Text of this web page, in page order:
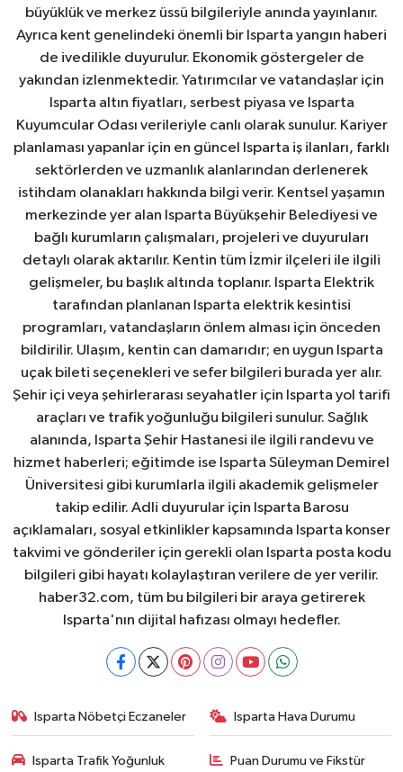
büyüklük ve merkez üssü bilgileriyle anında yayınlanır.
Ayrıca kent genelindeki önemli bir Isparta yangın haberi
de ivedilikle duyurulur. Ekonomik göstergeler de
yakından izlenmektedir. Yatırımcılar ve vatandaşlar için
Isparta altın fiyatları, serbest piyasa ve Isparta
Kuyumcular Odası verileriyle canlı olarak sunulur. Kariyer
planlaması yapanlar için en güncel Isparta iş ilanları, farklı
sektörlerden ve uzmanlık alanlarından derlenerek
istihdam olanakları hakkında bilgi verir. Kentsel yaşamın
merkezinde yer alan Isparta Büyükşehir Belediyesi ve
bağlı kurumların çalışmaları, projeleri ve duyuruları
detaylı olarak aktarılır. Kentin tüm İzmir ilçeleri ile ilgili
gelişmeler, bu başlık altında toplanır. Isparta Elektrik
tarafından planlanan Isparta elektrik kesintisi
programları, vatandaşların önlem alması için önceden
bildirilir. Ulaşım, kentin can damarıdır; en uygun Isparta
uçak bileti seçenekleri ve sefer bilgileri burada yer alır.
Şehir içi veya şehirlerarası seyahatler için Isparta yol tarifi
araçları ve trafik yoğunluğu bilgileri sunulur. Sağlık
alanında, Isparta Şehir Hastanesi ile ilgili randevu ve
hizmet haberleri; eğitimde ise Isparta Süleyman Demirel
Üniversitesi gibi kurumlarla ilgili akademik gelişmeler
takip edilir. Adli duyurular için Isparta Barosu
açıklamaları, sosyal etkinlikler kapsamında Isparta konser
takvimi ve gönderiler için gerekli olan Isparta posta kodu
bilgileri gibi hayatı kolaylaştıran verilere de yer verilir.
haber32.com, tüm bu bilgileri bir araya getirerek
Isparta'nın dijital hafızası olmayı hedefler.
Isparta Nöbetçi Eczaneler Isparta Hava Durumu
Isparta Trafik Yoğunluk
Puan Durumu ve Fikstür